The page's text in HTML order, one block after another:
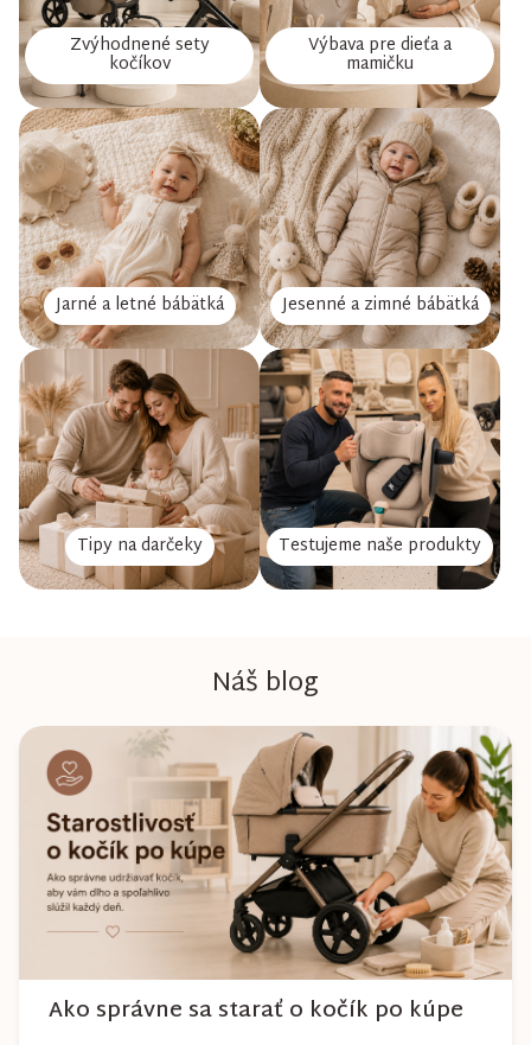
Zvýhodnené sety
kočíkov
Výbava pre dieťa a
mamičku
Jarné a letné bábätká Jesenné a zimné bábätká
Tipy na darčeky Testujeme naše produkty
Náš blog
Ako správne sa starať o kočík po kúpe